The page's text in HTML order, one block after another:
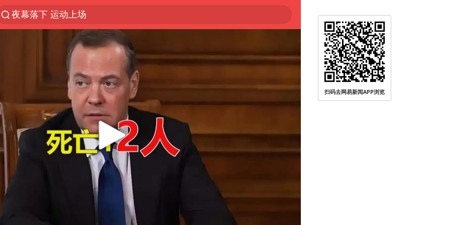
夜幕落下 运动上场
27岁女子组织卖淫集团被悬赏通缉
泸溪河：桃酥吃出金属牙冠视频不实
97岁英国奶奶飞上天再破吉尼斯纪录
美国将对多晶硅衍生品加征15%关税
泰国校园枪击案死亡人数升至7人
公司“上四休三”但要降薪1000元
泰高官回应中国人在泰遭歧视：全面调查
改名后的“青海拉面”店
台军“汉光秀”开场闹剧多
扫码去网易新闻APP浏览